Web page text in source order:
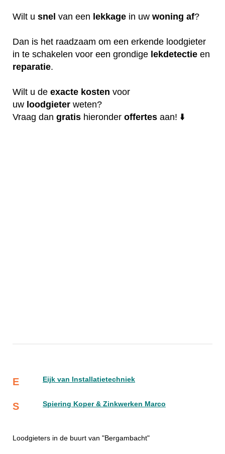
Wilt u snel van een lekkage in uw woning af?
Dan is het raadzaam om een erkende loodgieter
in te schakelen voor een grondige lekdetectie en
reparatie.
Wilt u de exacte kosten voor
uw loodgieter weten?
Vraag dan gratis hieronder offertes aan! ⬇️
E Eijk van Installatietechniek
S Spiering Koper & Zinkwerken Marco
Loodgieters in de buurt van "Bergambacht"